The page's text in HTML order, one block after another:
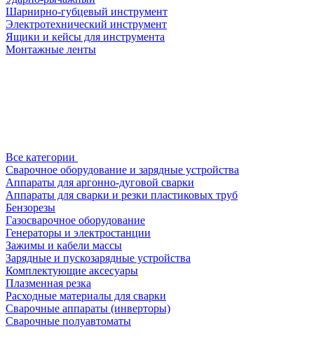
Шарнирно-губцевый инструмент
Электротехнический инструмент
Ящики и кейсы для инструмента
Монтажные ленты
Все категории
Сварочное оборудование и зарядные устройства
Аппараты для аргонно-дуговой сварки
Аппараты для сварки и резки пластиковых труб
Бензорезы
Газосварочное оборудование
Генераторы и электростанции
Зажимы и кабели массы
Зарядные и пускозарядные устройства
Комплектующие аксесуары
Плазменная резка
Расходные материалы для сварки
Сварочные аппараты (инверторы)
Сварочные полуавтоматы